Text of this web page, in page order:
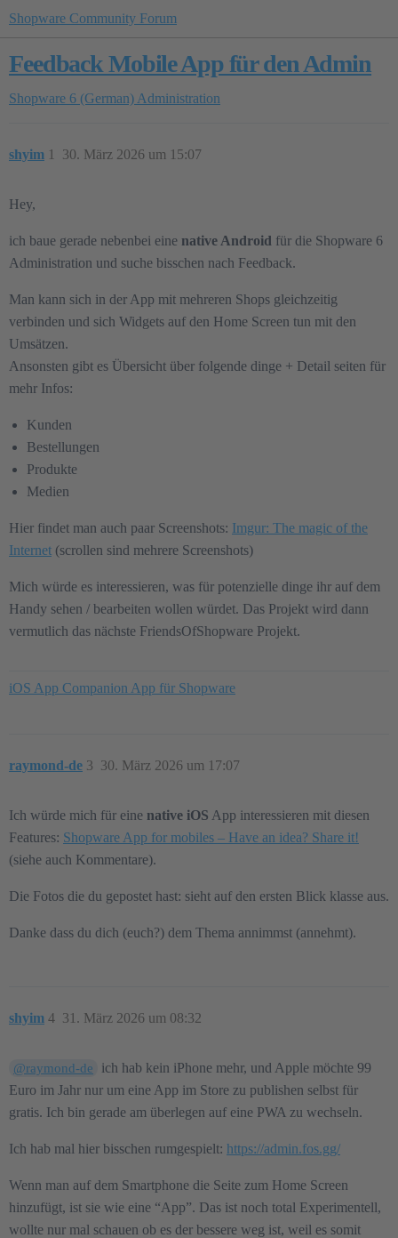
Shopware Community Forum
Feedback Mobile App für den Admin
Shopware 6 (German) Administration
shyim 30. März 2026 um 15:07
1
Hey,
ich baue gerade nebenbei eine native Android für die Shopware 6
Administration und suche bisschen nach Feedback.
Man kann sich in der App mit mehreren Shops gleichzeitig
verbinden und sich Widgets auf den Home Screen tun mit den
Umsätzen.
Ansonsten gibt es Übersicht über folgende dinge + Detail seiten für
mehr Infos:
Kunden
Bestellungen
Produkte
Medien
Hier findet man auch paar Screenshots: Imgur: The magic of the
Internet (scrollen sind mehrere Screenshots)
Mich würde es interessieren, was für potenzielle dinge ihr auf dem
Handy sehen / bearbeiten wollen würdet. Das Projekt wird dann
vermutlich das nächste FriendsOfShopware Projekt.
iOS App Companion App für Shopware
raymond-de 30. März 2026 um 17:07
3
Ich würde mich für eine native iOS App interessieren mit diesen
Features: Shopware App for mobiles – Have an idea? Share it!
(siehe auch Kommentare).
Die Fotos die du gepostet hast: sieht auf den ersten Blick klasse aus.
Danke dass du dich (euch?) dem Thema annimmst (annehmt).
shyim 31. März 2026 um 08:32
4
@raymond-de
ich hab kein iPhone mehr, und Apple möchte 99
Euro im Jahr nur um eine App im Store zu publishen selbst für
gratis. Ich bin gerade am überlegen auf eine PWA zu wechseln.
Ich hab mal hier bisschen rumgespielt: https://admin.fos.gg/
Wenn man auf dem Smartphone die Seite zum Home Screen
hinzufügt, ist sie wie eine “App”. Das ist noch total Experimentell,
wollte nur mal schauen ob es der bessere weg ist, weil es somit